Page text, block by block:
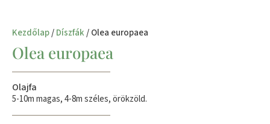
Kezdőlap/Díszfák/ Olea europaea
Olea europaea
Olajfa
5-10m magas, 4-8m széles, örökzöld.